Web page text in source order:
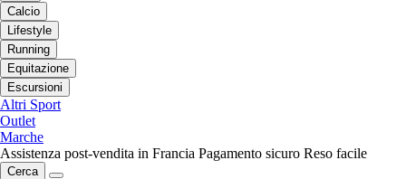
Calcio
Lifestyle
Running
Equitazione
Escursioni
Altri Sport
Outlet
Marche
Assistenza post-vendita in Francia Pagamento sicuro Reso facile
Cerca